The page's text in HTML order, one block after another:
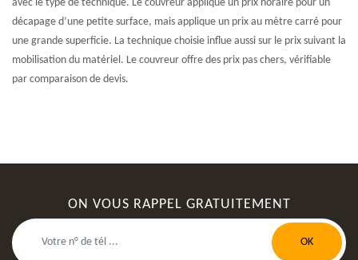
avec le type de technique. Le couvreur applique un prix horaire pour un
décapage d’une petite surface, mais applique un prix au mètre carré pour
une grande superficie. La technique choisie influe aussi sur le prix suivant la
mobilisation du matériel. Le couvreur offre des prix pas chers, vérifiable
par comparaison de devis.
ON VOUS RAPPEL GRATUITEMENT